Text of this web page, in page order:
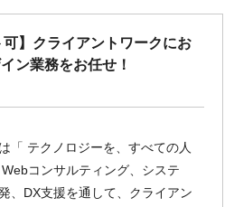
可】クライアントワークにお
ン業務をお任せ！
「 テクノロジーを、すべての人
コンサルティング、システ
、DX支援を通して、クライアン